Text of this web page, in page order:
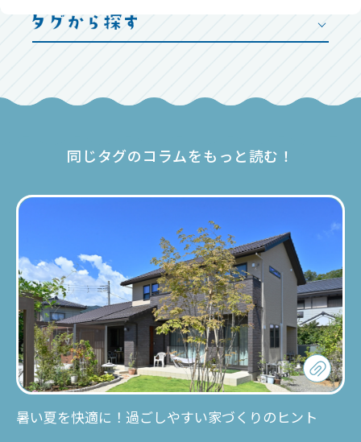
同じタグのコラムをもっと読む！
暑い夏を快適に！過ごしやすい家づくりのヒント